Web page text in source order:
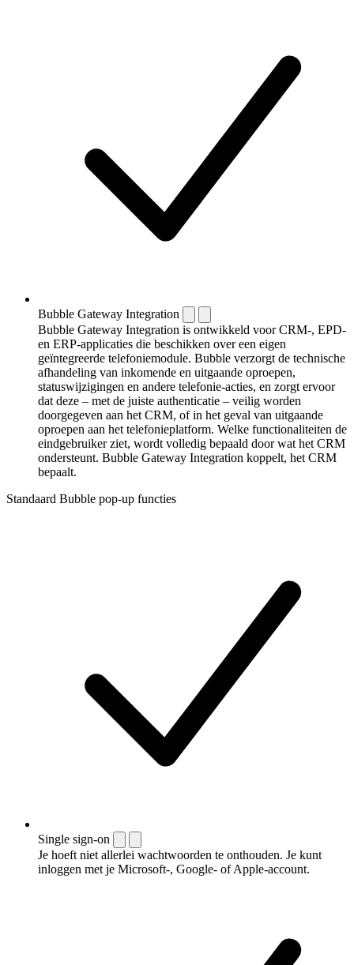
Bubble Gateway Integration
Bubble Gateway Integration is ontwikkeld voor CRM-, EPD-
en ERP-applicaties die beschikken over een eigen
geïntegreerde telefoniemodule. Bubble verzorgt de technische
afhandeling van inkomende en uitgaande oproepen,
statuswijzigingen en andere telefonie-acties, en zorgt ervoor
dat deze – met de juiste authenticatie – veilig worden
doorgegeven aan het CRM, of in het geval van uitgaande
oproepen aan het telefonieplatform. Welke functionaliteiten de
eindgebruiker ziet, wordt volledig bepaald door wat het CRM
ondersteunt. Bubble Gateway Integration koppelt, het CRM
bepaalt.
Standaard Bubble pop-up functies
Single sign-on
Je hoeft niet allerlei wachtwoorden te onthouden. Je kunt
inloggen met je Microsoft-, Google- of Apple-account.